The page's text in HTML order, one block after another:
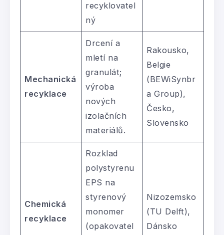
recyklovatel
ný
Mechanická
recyklace
Drcení a
mletí na
granulát;
výroba
nových
izolačních
materiálů.
Rakousko,
Belgie
(BEWiSynbr
a Group),
Česko,
Slovensko
Chemická
recyklace
Rozklad
polystyrenu
EPS na
styrenový
monomer
(opakovatel
Nizozemsko
(TU Delft),
Dánsko